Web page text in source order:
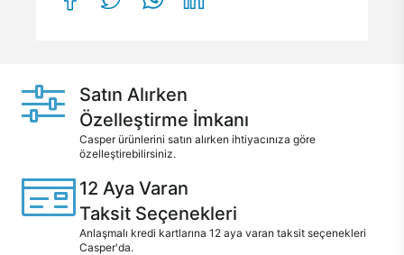
Satın Alırken
Özelleştirme İmkanı
Casper ürünlerini satın alırken ihtiyacınıza göre
özelleştirebilirsiniz.
12 Aya Varan
Taksit Seçenekleri
Anlaşmalı kredi kartlarına 12 aya varan taksit seçenekleri
Casper'da.